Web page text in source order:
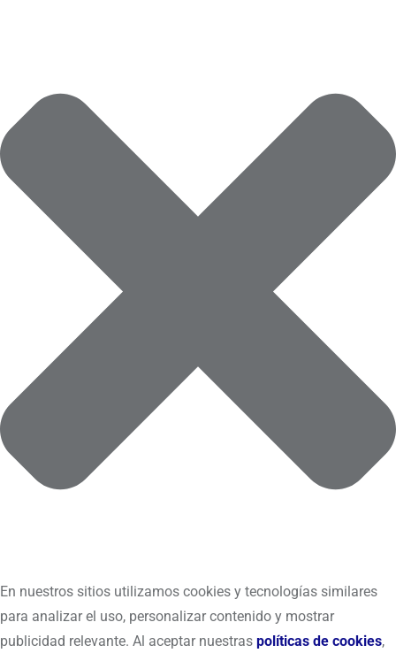
En nuestros sitios utilizamos cookies y tecnologías similares
para analizar el uso, personalizar contenido y mostrar
publicidad relevante. Al aceptar nuestras políticas de cookies,